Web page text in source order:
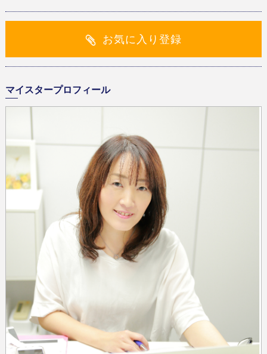
お気に入り登録
マイスタープロフィール